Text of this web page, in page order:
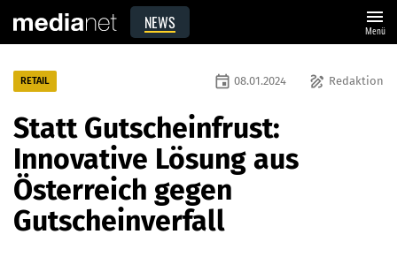
NEWS menu
Menü
RETAIL draw Redaktion
event 08.01.2024
Statt Gutscheinfrust:
Innovative Lösung aus
Österreich gegen
Gutscheinverfall